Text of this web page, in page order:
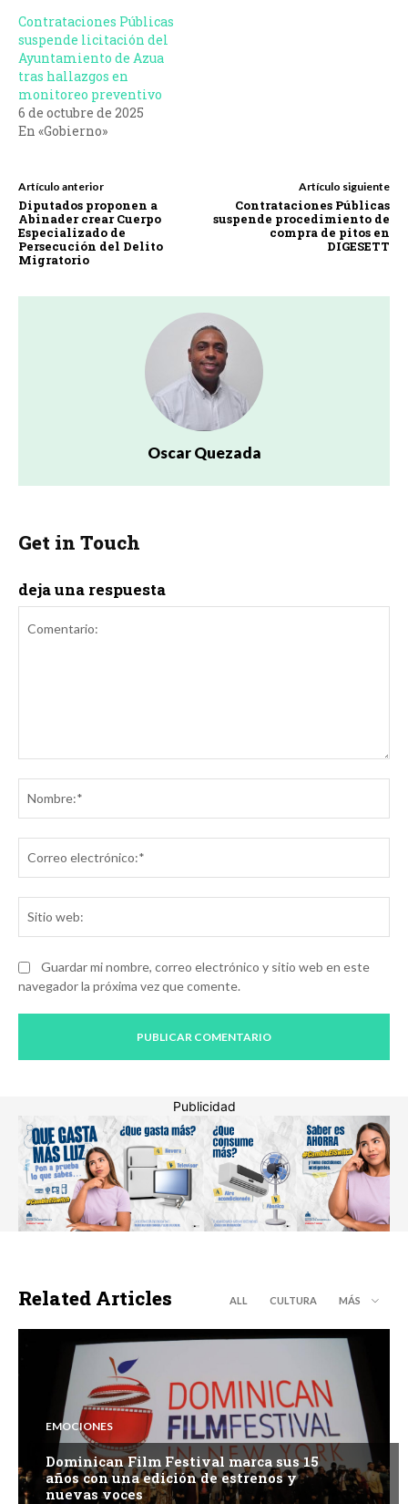
Contrataciones Públicas
suspende licitación del
Ayuntamiento de Azua
tras hallazgos en
monitoreo preventivo
6 de octubre de 2025
En «Gobierno»
Artículo anterior
Diputados proponen a
Abinader crear Cuerpo
Especializado de
Persecución del Delito
Migratorio
Artículo siguiente
Contrataciones Públicas
suspende procedimiento de
compra de pitos en
DIGESETT
Oscar Quezada
Get in Touch
deja una respuesta
Guardar mi nombre, correo electrónico y sitio web en este
navegador la próxima vez que comente.
Publicidad
Related Articles ALL CULTURA MÁS
EMOCIONES
Dominican Film Festival marca sus 15
años con una edición de estrenos y
nuevas voces